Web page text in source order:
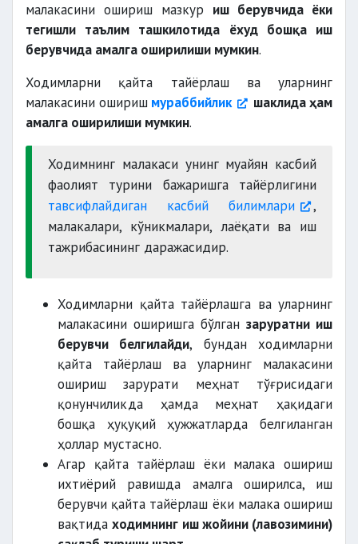
малакасини ошириш мазкур иш берувчида ёки
тегишли таълим ташкилотида ёхуд бошқа иш
берувчида амалга оширилиши мумкин.
Ходимларни қайта тайёрлаш ва уларнинг
малакасини ошириш мураббийлик
шаклида ҳам
амалга оширилиши мумкин.
Ходимнинг малакаси унинг муайян касбий
фаолият турини бажаришга тайёрлигини
тавсифлайдиган касбий билимлари
,
малакалари, кўникмалари, лаёқати ва иш
тажрибасининг даражасидир.
Ходимларни қайта тайёрлашга ва уларнинг
малакасини оширишга бўлган заруратни иш
берувчи белгилайди, бундан ходимларни
қайта тайёрлаш ва уларнинг малакасини
ошириш зарурати меҳнат тўғрисидаги
қонунчиликда ҳамда меҳнат ҳақидаги
бошқа ҳуқуқий ҳужжатларда белгиланган
ҳоллар мустасно.
Агар қайта тайёрлаш ёки малака ошириш
ихтиёрий равишда амалга оширилса, иш
берувчи қайта тайёрлаш ёки малака ошириш
вақтидаходимнинг иш жойини (лавозимини)